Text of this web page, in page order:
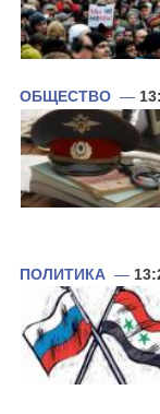
ОБЩЕСТВО —
ПОЛИТИКА —